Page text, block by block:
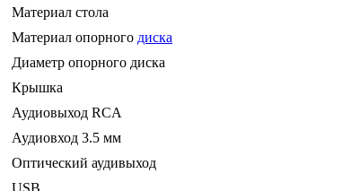
Материал стола
Материал опорного диска
Диаметр опорного диска
Крышка
Аудиовыход RCA
Аудиовход 3.5 мм
Оптический аудивыход